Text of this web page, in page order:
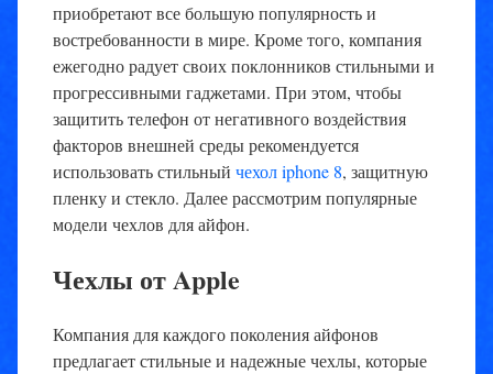
приобретают все большую популярность и
востребованности в мире. Кроме того, компания
ежегодно радует своих поклонников стильными и
прогрессивными гаджетами. При этом, чтобы
защитить телефон от негативного воздействия
факторов внешней среды рекомендуется
использовать стильный чехол iphone 8, защитную
пленку и стекло. Далее рассмотрим популярные
модели чехлов для айфон.
Чехлы от Apple
Компания для каждого поколения айфонов
предлагает стильные и надежные чехлы, которые